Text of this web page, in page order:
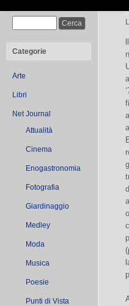
Categorie
Arte
Libri
Net Journal
Attualità
Cinema
Enogastronomia
Fotografia
Giardinaggio
Medley
Moda
Musica
Poesie
Punti di Vista